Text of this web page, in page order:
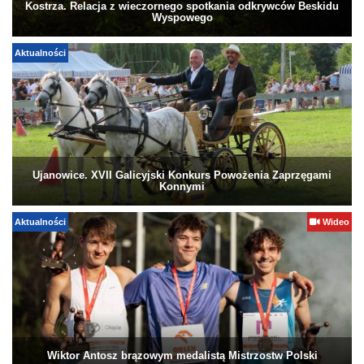
Kostrza. Relacja z wieczornego spotkania odkrywców Beskidu
Wyspowego
Aktualności
Ujanowice. XVII Galicyjski Konkurs Powożenia Zaprzęgami
Konnymi
Aktualności Wideo
Wiktor Antosz brązowym medalistą Mistrzostw Polski